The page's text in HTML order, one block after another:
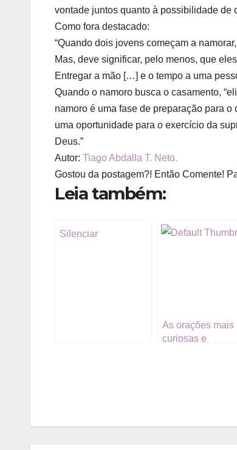
vontade juntos quanto à possibilidade de
Como fora destacado:
“Quando dois jovens começam a
Mas, deve significar, pelo menos, que
Entregar a mão […] e o tempo a uma
Quando o namoro busca o casamento,
namoro é uma fase de preparação para o
uma oportunidade para o exercício da
Deus.”
Autor: Tiago Abdalla T. Neto.
Gostou da postagem?! Então Comente!
Leia também:
Silenciar
As orações mais
curiosas e